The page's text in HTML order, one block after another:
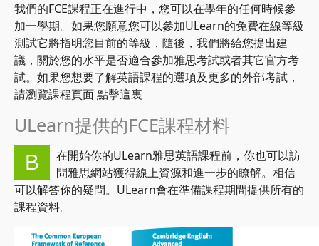
我們的FCE課程正在進行中，您可以在學年的任何時候參
加一學期。如果您願意您可以參加ULearn的免費在線等級
測試它將指明您目前的等級，隨後，我們將給您提出建
議，關於您的水平是否適合參加雅思考試或者其它官方考
試。如果您想要了解英語課程的選項及更多的外部考試，
請瀏覽課程頁面 點擊這裏
ULearn提供的FCE課程材料
B
在開始你的ULearn雅思英語課程前，你也可以訪
問雅思網站獲得線上資源和進一步的瞭解。相信
可以解答你的疑問。ULearn會在準備課程期間提供所有的
課程資料。